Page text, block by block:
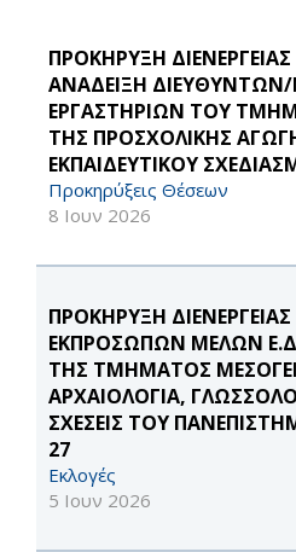
ΠΡΟΚΗΡΥΞΗ
ΑΝΑΔΕΙΞΗ
ΕΡΓΑΣΤΗΡΙΩΝ ΤΟΥ
ΤΗΣ ΠΡΟΣΧΟΛΙΚΗΣ
ΕΚΠΑΙΔΕΥΤΙΚΟΥ
Προκηρύξεις Θέσεων
8 Ιουν 2026
ΠΡΟΚΗΡΥΞΗ
ΕΚΠΡΟΣΩΠΩΝ ΜΕΛΩΝ
ΤΗΣ ΤΜΗΜΑΤΟΣ
ΑΡΧΑΙΟΛΟΓΙΑ,
ΣΧΕΣΕΙΣ ΤΟΥ
27
Εκλογές
5 Ιουν 2026